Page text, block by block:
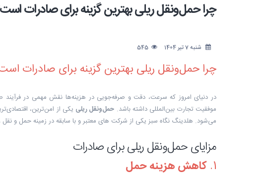
چرا حمل‌ونقل ریلی بهترین گزینه برای صادرات
شنبه 7 تیر 1404
چرا حمل‌ونقل ریلی بهترین گزینه برای صادرات
در دنیای امروز که سرعت، دقت و صرفه‌جویی در هزینه‌ها نقش مهمی در فرآیند
موفقیت تجارت بین‌المللی داشته باشد. حمل‌ونقل ریلی یکی از امن‌ترین،
می‌شود. هلدینگ نگاه سبز یکی از شرکت های معتبر و با سابقه در زمینه حمل و
مزایای حمل‌ونقل ریلی برای صادرات
1. کاهش هزینه حمل